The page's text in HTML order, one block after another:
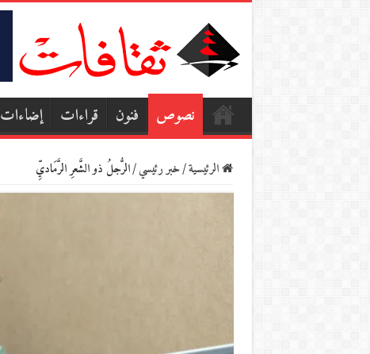
نصوص فنون قراءات إضاءات
الرئيسية/خبر رئيسي/الرُّجلُ ذو الشَّعرِ الرَّمَاديِّ